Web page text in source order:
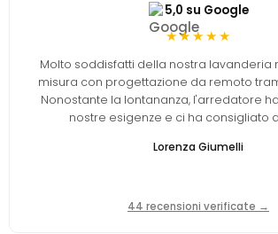
5,0 su Google
★★★★★
Molto soddisfatti della nostra lavanderia
misura con progettazione da remoto
Nonostante la lontananza, l'arredatore
nostre esigenze e ci ha consigliato
Lorenza Giumelli
44 recensioni verificate →